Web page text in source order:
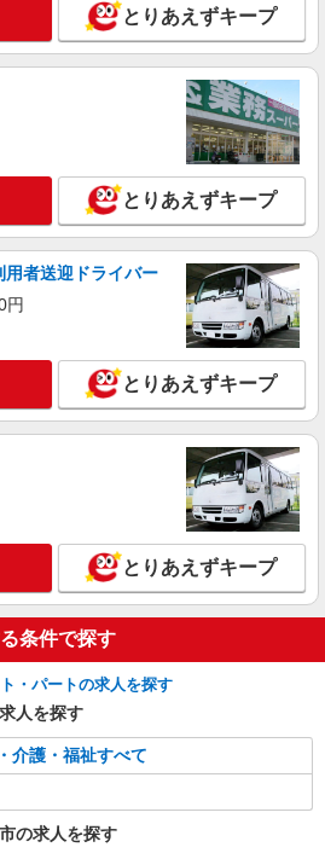
とりあえずキープ
とりあえずキープ
用者送迎ドライバー
円
とりあえずキープ
とりあえずキープ
条件で探す
・パートの求人を探す
人を探す
介護・福祉すべて
の求人を探す